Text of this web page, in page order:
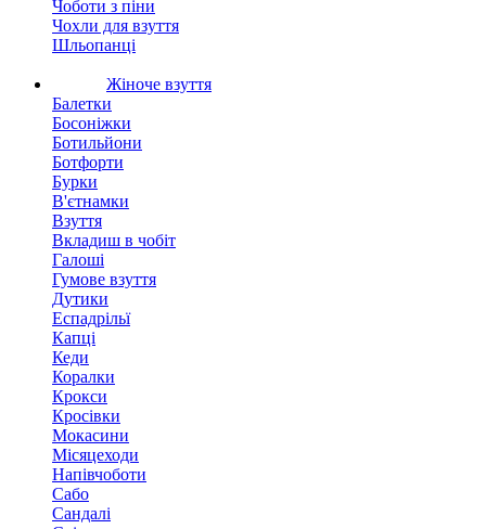
Чоботи з піни
Чохли для взуття
Шльопанці
Жіноче взуття
Балетки
Босоніжки
Ботильйони
Ботфорти
Бурки
В'єтнамки
Взуття
Вкладиш в чобіт
Галоші
Гумове взуття
Дутики
Еспадрільї
Капці
Кеди
Коралки
Крокси
Кросівки
Мокасини
Місяцеходи
Напівчоботи
Сабо
Сандалі